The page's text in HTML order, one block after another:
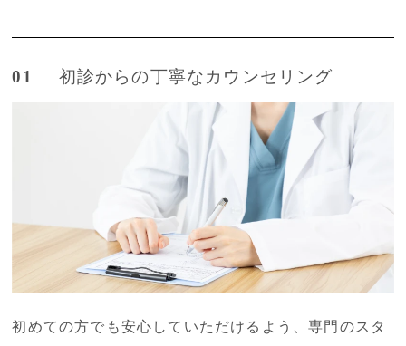
01 初診からの丁寧なカウンセリング
初めての方でも安心していただけるよう、専門のスタ